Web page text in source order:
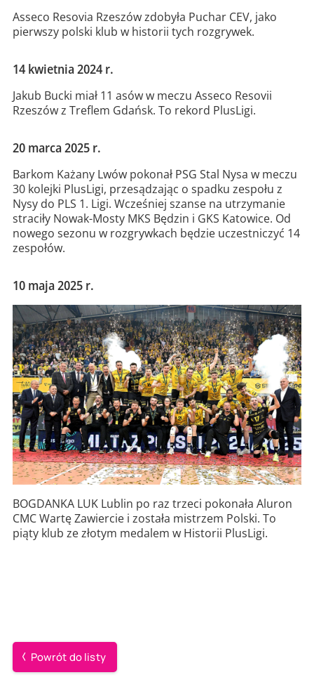
Asseco Resovia Rzeszów zdobyła Puchar CEV, jako
pierwszy polski klub w historii tych rozgrywek.
14 kwietnia 2024 r.
Jakub Bucki miał 11 asów w meczu Asseco Resovii
Rzeszów z Treflem Gdańsk. To rekord PlusLigi.
20 marca 2025 r.
Barkom Każany Lwów pokonał PSG Stal Nysa w meczu
30 kolejki PlusLigi, przesądzając o spadku zespołu z
Nysy do PLS 1. Ligi. Wcześniej szanse na utrzymanie
straciły Nowak-Mosty MKS Będzin i GKS Katowice. Od
nowego sezonu w rozgrywkach będzie uczestniczyć 14
zespołów.
10 maja 2025 r.
BOGDANKA LUK Lublin po raz trzeci pokonała Aluron
CMC Wartę Zawiercie i została mistrzem Polski. To
piąty klub ze złotym medalem w Historii PlusLigi.
Powrót do listy